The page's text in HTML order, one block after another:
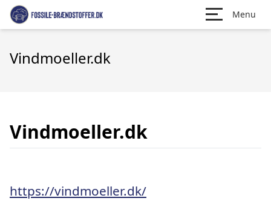
Menu
Vindmoeller.dk
Vindmoeller.dk
https://vindmoeller.dk/